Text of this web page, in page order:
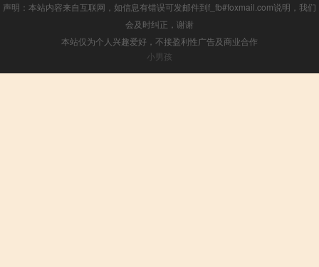
声明：本站内容来自互联网，如信息有错误可发邮件到f_fb#foxmail.com说明，我们
会及时纠正，谢谢
本站仅为个人兴趣爱好，不接盈利性广告及商业合作
小男孩